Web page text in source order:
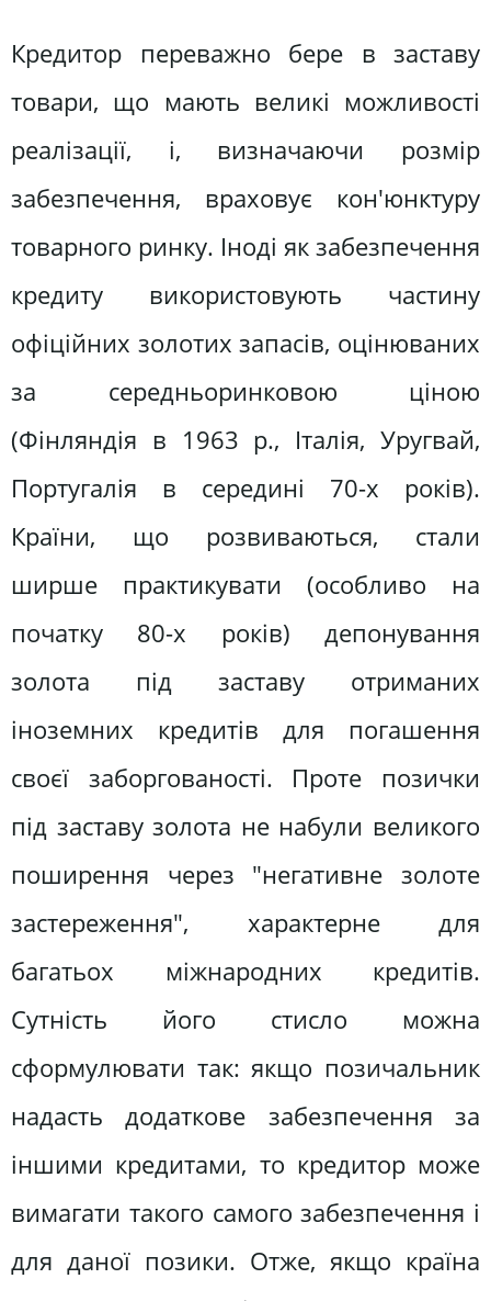
Кредитор переважно бере в заставу
товари, що мають великі можливості
реалізації, і, визначаючи розмір
забезпечення, враховує кон'юнктуру
товарного ринку. Іноді як забезпечення
кредиту використовують частину
офіційних золотих запасів, оцінюваних
за середньоринковою ціною
(Фінляндія в 1963 p., Італія, Уругвай,
Португалія в середині 70-х років).
Країни, що розвиваються, стали
ширше практикувати (особливо на
початку 80-х років) депонування
золота під заставу отриманих
іноземних кредитів для погашення
своєї заборгованості. Проте позички
під заставу золота не набули великого
поширення через "негативне золоте
застереження", характерне для
багатьох міжнародних кредитів.
Сутність його стисло можна
сформулювати так: якщо позичальник
надасть додаткове забезпечення за
іншими кредитами, то кредитор може
вимагати такого самого забезпечення і
для даної позики. Отже, якщо країна